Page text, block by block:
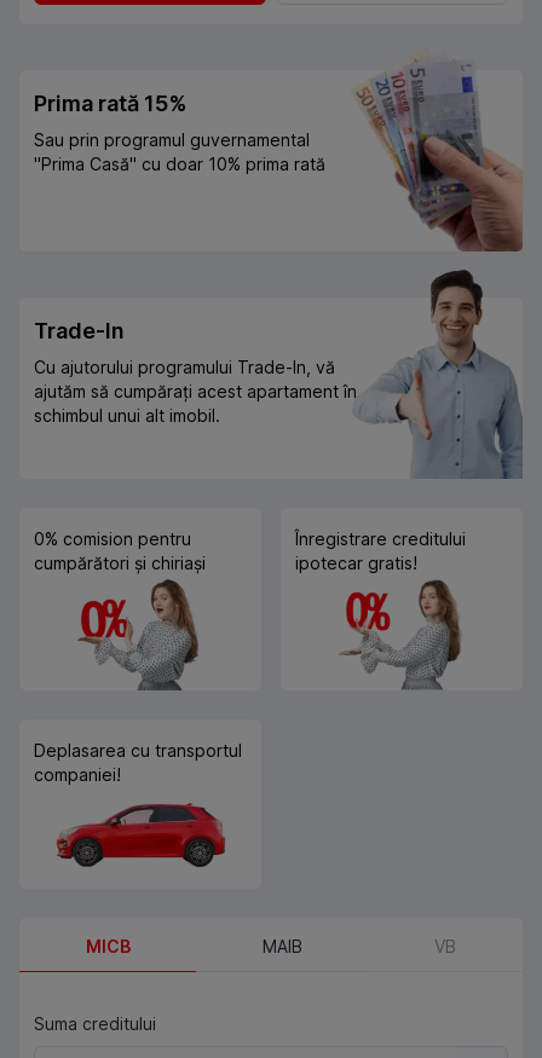
Prima rată 15%
Sau prin programul guvernamental
"Prima Casă" cu doar 10% prima rată
Trade-In
Cu ajutorului programului Trade-In, vă
ajutăm să cumpărați acest apartament în
schimbul unui alt imobil.
0% comision pentru
cumpărători și chiriași
Înregistrare creditului
ipotecar gratis!
Deplasarea cu transportul
companiei!
MICB MAIB VB
Suma creditului